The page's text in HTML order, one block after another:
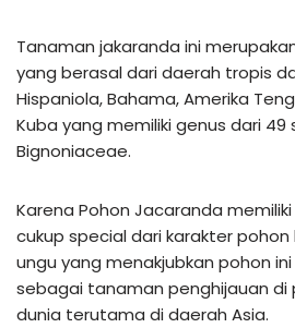
Tanaman jakaranda ini
yang berasal dari daerah tropis
Hispaniola, Bahama, Amerika
Kuba yang memiliki genus dari 49
Bignoniaceae.
Karena Pohon Jacaranda
cukup special dari karakter
ungu yang menakjubkan pohon
sebagai tanaman penghijauan di
dunia terutama di daerah Asia.